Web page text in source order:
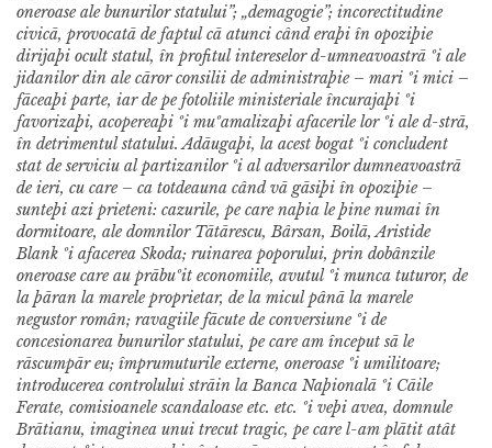
oneroase ale bunurilor statului”; „demagogie”; incorectitudine
civicã, provocatã de faptul cã atunci când eraþi în opoziþie
dirijaþi ocult statul, în profitul intereselor d-umneavoastrã ºi ale
jidanilor din ale cãror consilii de administraþie – mari ºi mici –
fãceaþi parte, iar de pe fotoliile ministeriale încurajaþi ºi
favorizaþi, acopereaþi ºi muºamalizaþi afacerile lor ºi ale d-strã,
în detrimentul statului. Adãugaþi, la acest bogat ºi concludent
stat de serviciu al partizanilor ºi al adversarilor dumneavoastrã
de ieri, cu care – ca totdeauna când vã gãsiþi în opoziþie –
sunteþi azi prieteni: cazurile, pe care naþia le þine numai în
dormitoare, ale domnilor Tãtãrescu, Bârsan, Boilã, Aristide
Blank ºi afacerea Skoda; ruinarea poporului, prin dobânzile
oneroase care au prãbuºit economiile, avutul ºi munca tuturor, de
la þãran la marele proprietar, de la micul pânã la marele
negustor român; ravagiile fãcute de conversiune ºi de
concesionarea bunurilor statului, pe care am început sã le
rãscumpãr eu; împrumuturile externe, oneroase ºi umilitoare;
introducerea controlului strãin la Banca Naþionalã ºi Cãile
Ferate, comisioanele scandaloase etc. etc. ºi veþi avea, domnule
Brãtianu, imaginea unui trecut tragic, pe care l-am plãtit atât